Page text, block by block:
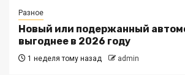
Разное
Новый или подержанный
выгоднее в 2026 году
1 неделя тому назад admin